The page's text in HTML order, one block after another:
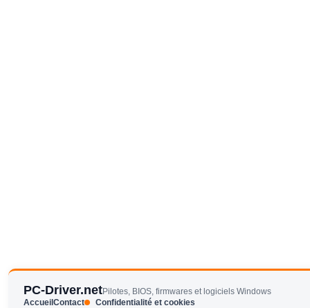
PC-Driver.netPilotes, BIOS, firmwares et logiciels Windows
AccueilContact Confidentialité et cookies